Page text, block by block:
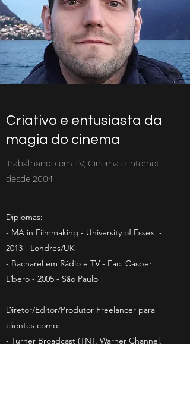
Criativo e entusiasta da
magia do cinema
Trabalhando em TV, Cinema e Internet
desde 2004
Diplomas:
- MA in Filmmaking - University of Essex -
2013 - Londres/UK
- Bacharel em Rádio e TV - Fac. Cásper
Líbero - 2005 - São Paulo
Diretor/Editor/Produtor Freelancer para
clientes como:
- Turner Broadcast (TNT, Warner Channel,